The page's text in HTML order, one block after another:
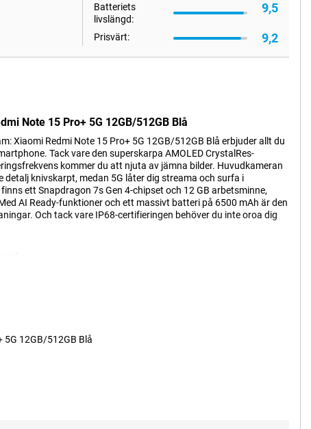
Batteriets
livslängd:
9,5
Prisvärt: 9,2
Note 15 Pro+ 5G 12GB/512GB Blå
Xiaomi Redmi Note 15 Pro+ 5G 12GB/512GB Blå erbjuder allt du
Tack vare den superskarpa AMOLED CrystalRes-
kommer du att njuta av jämna bilder. Huvudkameran
detalj knivskarpt, medan 5G låter dig streama och surfa i
ett Snapdragon 7s Gen 4-chipset och 12 GB arbetsminne,
AI Ready-funktioner och ett massivt batteri på 6500 mAh är den
Och tack vare IP68-certifieringen behöver du inte oroa dig
200MP huvudkamera låter dig ta foton som verkligen imponerar.
stöds av smarta AI-funktioner. Detta gör att din enhet
och justera inställningarna för bästa resultat.
dagen
på 6 500 mAh behöver du inte oroa dig för att din telefon ska
12GB/512GB Blå kommer enkelt att hålla en hel dag, även om du
sociala medier. Är ditt batteri ändå dött? Ingen stress!
5G 12GB/512GB Blå